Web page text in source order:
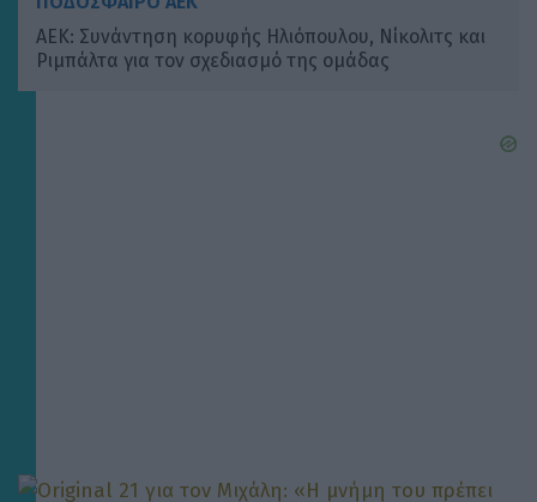
ΑΕΚ: Συνάντηση κορυφής Ηλιόπουλου, Νίκολιτς και
Ριμπάλτα για τον σχεδιασμό της ομάδας